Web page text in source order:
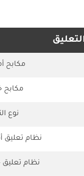
مكابح
مكابح
نوع
نظام تعليق
نظام تعليق